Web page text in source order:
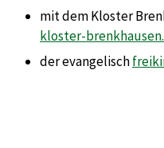
mit dem Kloster
kloster-
der evangelisch